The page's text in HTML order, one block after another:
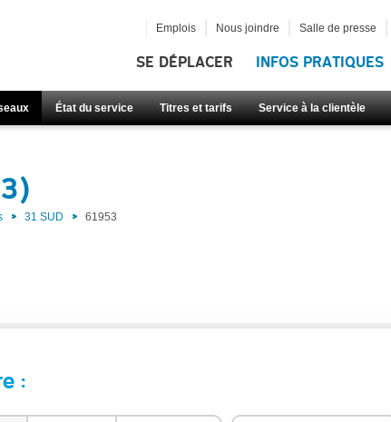
SE DÉPLACER INFOS PRATIQUES
État du service Titres et tarifs Service à la clientèle
Emplois Nous joindre Salle de presse
31 SUD 61953
: